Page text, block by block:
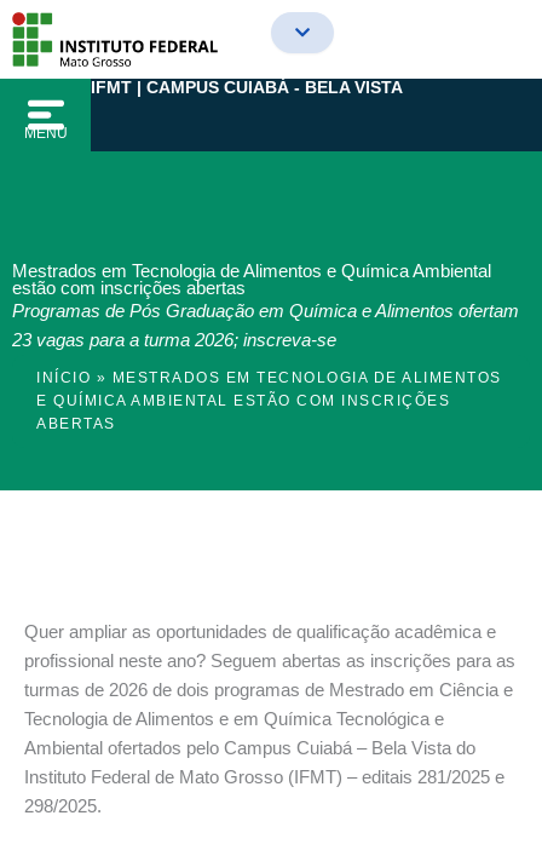
para
conteúdo
MENU
IFMT | CAMPUS CUIABÁ - BELA VISTA
Mestrados em Tecnologia de Alimentos e Química Ambiental
estão com inscrições abertas
Programas de Pós Graduação em Química e Alimentos ofertam
23 vagas para a turma 2026; inscreva-se
INÍCIO » MESTRADOS EM TECNOLOGIA DE ALIMENTOS
E QUÍMICA AMBIENTAL ESTÃO COM INSCRIÇÕES
ABERTAS
Quer ampliar as oportunidades de qualificação acadêmica e
profissional neste ano? Seguem abertas as inscrições para as
turmas de 2026 de dois programas de Mestrado em Ciência e
Tecnologia de Alimentos e em Química Tecnológica e
Ambiental ofertados pelo Campus Cuiabá – Bela Vista do
Instituto Federal de Mato Grosso (IFMT) – editais 281/2025 e
298/2025.